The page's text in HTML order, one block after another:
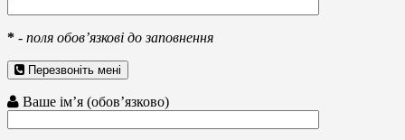
* - поля обов’язкові до заповнення
Перезвоніть мені
Ваше ім’я (обов’язково)